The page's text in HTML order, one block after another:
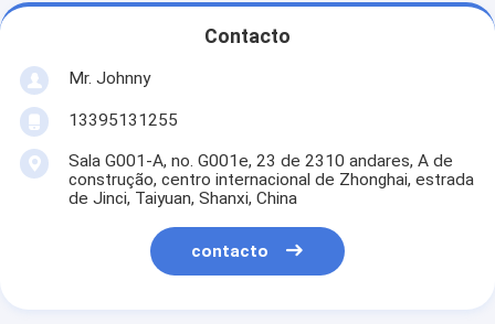
Contacto
Mr. Johnny
13395131255
Sala G001-A, no. G001e, 23 de 2310 andares, A de
construção, centro internacional de Zhonghai, estrada
de Jinci, Taiyuan, Shanxi, China
contacto